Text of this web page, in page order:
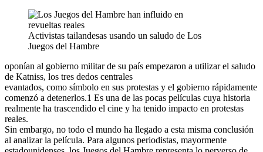
Activistas tailandesas usando un saludo de Los
Juegos del Hambre
oponían al gobierno militar de su país empezaron a utilizar el saludo
de Katniss, los tres dedos centrales
evantados, como símbolo en sus protestas y el gobierno rápidamente
comenzó a detenerlos.1 Es una de las pocas películas cuya historia
realmente ha trascendido el cine y ha tenido impacto en protestas
reales.
Sin embargo, no todo el mundo ha llegado a esta misma conclusión
al analizar la película. Para algunos periodistas, mayormente